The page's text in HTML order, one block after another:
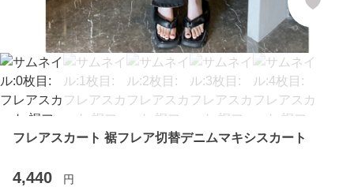
フレアスカート 裾フレア切替デニムマキシスカート
4,440 円